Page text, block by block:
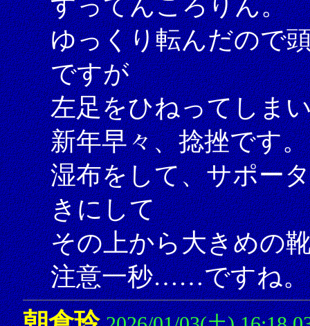
すってんころりん。
ゆっくり転んだので
ですが
左足をひねってしま
新年早々、捻挫です。
湿布をして、サポー
きにして
その上から大きめの
注意一秒……ですね。